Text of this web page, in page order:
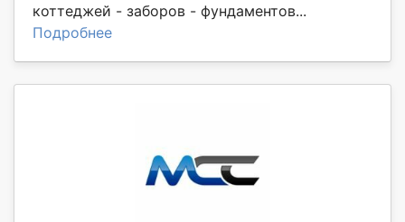
коттеджей - заборов - фундаментов...
Подробнее